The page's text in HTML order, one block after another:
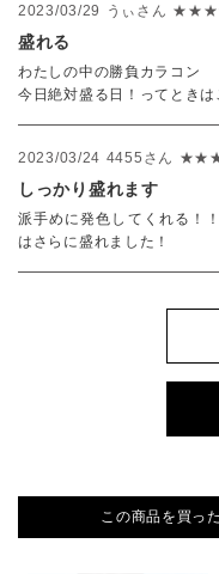
2023/03/29 うぃさん
盛れる
わたしの中の勝負カラコン
今日絶対盛る日！ってときは
2023/03/24 4455さん
しっかり盛れます
派手めに発色してくれる！
はさらに盛れました！
この商品を買っ